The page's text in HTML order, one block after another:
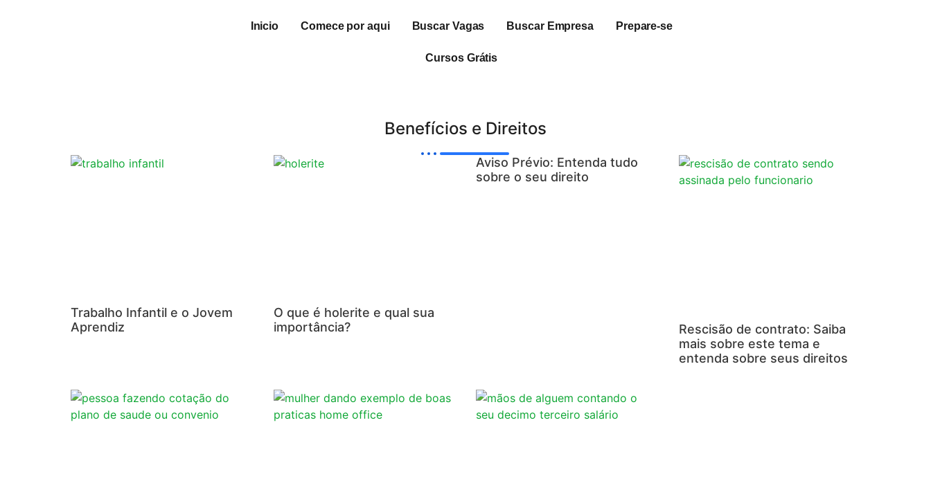
Inicio Comece por aqui Buscar Vagas Buscar Empresa Prepare-se
Cursos Grátis
Benefícios e Direitos
Trabalho Infantil e o Jovem
Aprendiz
O que é holerite e qual sua
importância?
Aviso Prévio: Entenda tudo
sobre o seu direito
Rescisão de contrato: Saiba
mais sobre este tema e
entenda sobre seus direitos